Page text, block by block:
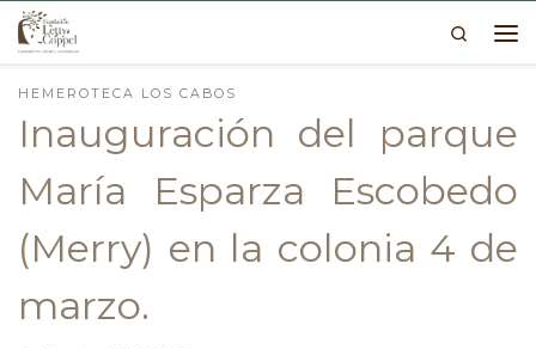
Skip to content
Search
HEMEROTECA LOS CABOS
Inauguración del parque
María Esparza Escobedo
(Merry) en la colonia 4 de
marzo.